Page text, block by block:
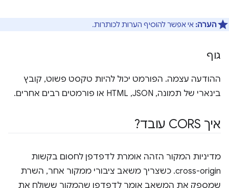
הערה: אי אפשר להוסיף הערות לכותרות.
גוף
ההודעה עצמה. הפורמט יכול להיות טקסט פשוט, קובץ
בינארי של תמונה, JSON,‏ HTML או פורמטים רבים אחרים.
איך CORS עובד?
מדיניות המקור הזהה אומרת לדפדפן לחסום בקשות
cross-origin. כשצריך משאב ציבורי ממקור אחר, השרת
שמספק את המשאב אומר לדפדפן שהמקור ששולח את